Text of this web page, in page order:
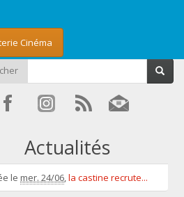
Cinéma
Actualités
le mer. 24/06,la castine recrute...